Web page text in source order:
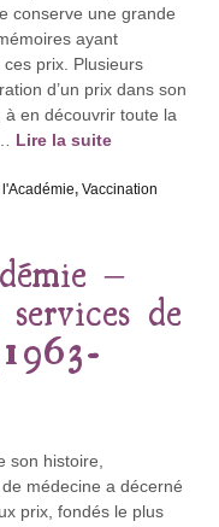
conserve une grande
ayant
prix. Plusieurs
d’un prix dans son
à en découvrir toute la
Lire la suite
l'Académie, Vaccination
–
de
son histoire,
de médecine a décerné
prix, fondés le plus